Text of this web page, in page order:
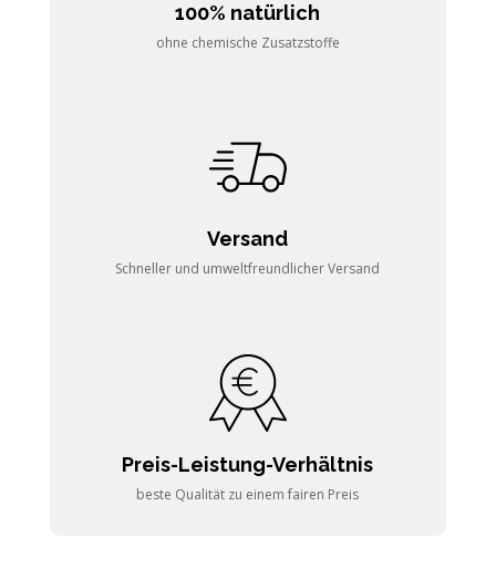
100% natürlich
ohne chemische Zusatzstoffe
Versand
Schneller und umweltfreundlicher Versand
Preis-Leistung-Verhältnis
beste Qualität zu einem fairen Preis